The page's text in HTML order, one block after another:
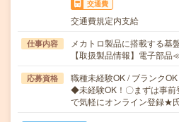
交通費
交通費規定内支給
仕事内容
メカトロ製品に搭載する基
【取扱製品情報】電子部
応募資格
職種未経験OK / ブランク
◆未経験OK！〇まずは事前
で気軽にオンライン登録★